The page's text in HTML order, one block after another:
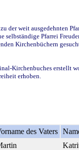
der weit ausgedehnten
selbständige Pfarrei
Kirchenbüchern
Kirchenbuches erstellt
erhoben.
des Vaters